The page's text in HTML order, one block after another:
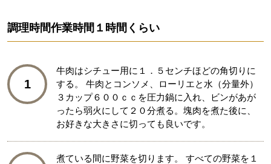
調理時間作業時間１時間くらい
1
牛肉はシチュー用に１．５センチほどの角切りに
する。 牛肉とコンソメ、ローリエと水（分量外）
３カップ６００ｃｃを圧力鍋に入れ、ビンがあが
ったら弱火にして２０分煮る。塊肉を煮た後に、
お好きな大きさに切っても良いです。
煮ている間に野菜を切ります。 すべての野菜を１